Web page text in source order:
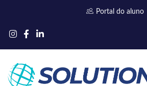
conteúdo
Portal do aluno